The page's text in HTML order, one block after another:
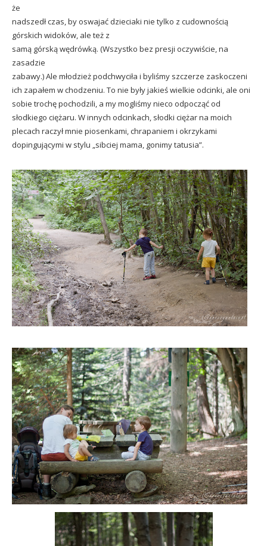
że
nadszedł czas, by oswajać dzieciaki nie tylko z cudownością
górskich widoków, ale też z
samą górską wędrówką. (Wszystko bez presji oczywiście, na
zasadzie
zabawy.) Ale młodzież podchwyciła i byliśmy szczerze zaskoczeni
ich zapałem w chodzeniu. To nie były jakieś wielkie odcinki, ale oni
sobie trochę pochodzili, a my mogliśmy nieco odpocząć od
słodkiego ciężaru. W innych odcinkach, słodki ciężar na moich
plecach raczył mnie piosenkami, chrapaniem i okrzykami
dopingującymi w stylu „sibciej mama, gonimy tatusia”.